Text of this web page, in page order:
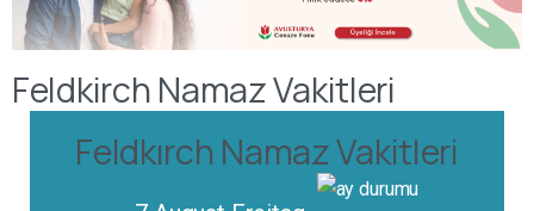
Feldkirch Namaz Vakitleri
Feldkırch Namaz Vakitleri